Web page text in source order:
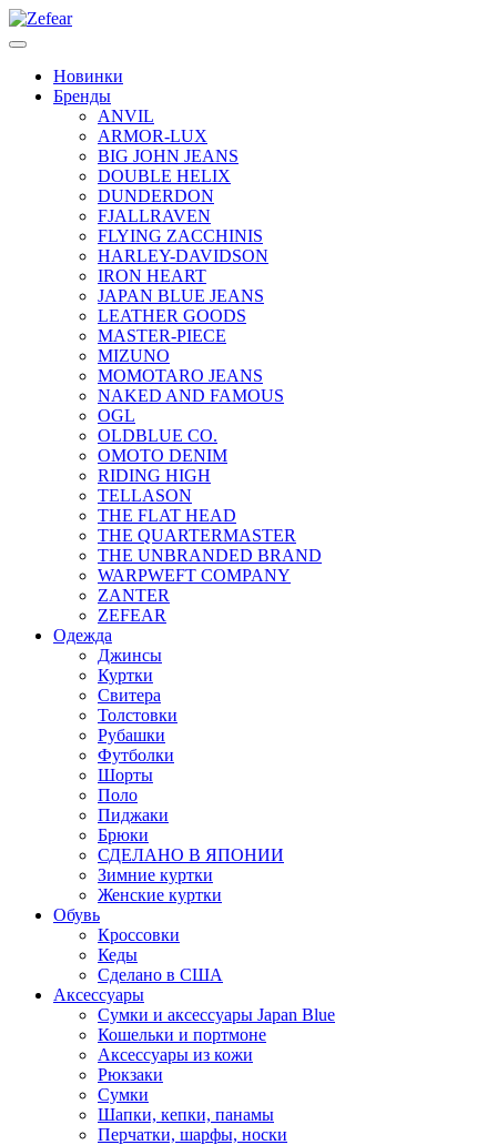
Новинки
Бренды
ANVIL
ARMOR-LUX
BIG JOHN JEANS
DOUBLE HELIX
DUNDERDON
FJALLRAVEN
FLYING ZACCHINIS
HARLEY-DAVIDSON
IRON HEART
JAPAN BLUE JEANS
LEATHER GOODS
MASTER-PIECE
MIZUNO
MOMOTARO JEANS
NAKED AND FAMOUS
OGL
OLDBLUE CO.
OMOTO DENIM
RIDING HIGH
TELLASON
THE FLAT HEAD
THE QUARTERMASTER
THE UNBRANDED BRAND
WARPWEFT COMPANY
ZANTER
ZEFEAR
Одежда
Джинсы
Куртки
Свитера
Толстовки
Рубашки
Футболки
Шорты
Поло
Пиджаки
Брюки
СДЕЛАНО В ЯПОНИИ
Зимние куртки
Женские куртки
Обувь
Кроссовки
Кеды
Сделано в США
Аксессуары
Сумки и аксессуары Japan Blue
Кошельки и портмоне
Аксессуары из кожи
Рюкзаки
Сумки
Шапки, кепки, панамы
Перчатки, шарфы, носки